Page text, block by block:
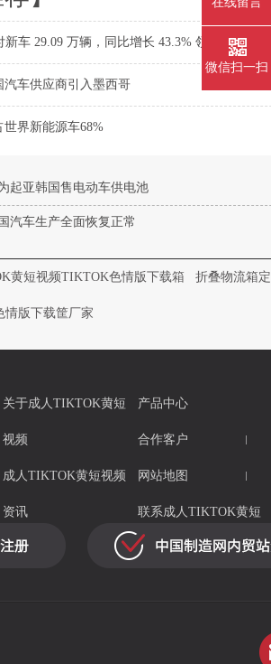
车 29.09 万辆，同比增长 43.3% 领先于其他
汽车供应商引入墨西哥
世界新能源车68%
起亚韩国售电动车供电池
我国汽车生产全面恢复正常
黄短视频TIKTOK色情版下载箱 折叠物流箱
情版下载筐厂家
关于成人TIKTOK黄短
视频
产品中心
合作客户
成人TIKTOK黄短视频
资讯
网站地图
联系成人TIKTOK黄短
视频
微信扫一扫